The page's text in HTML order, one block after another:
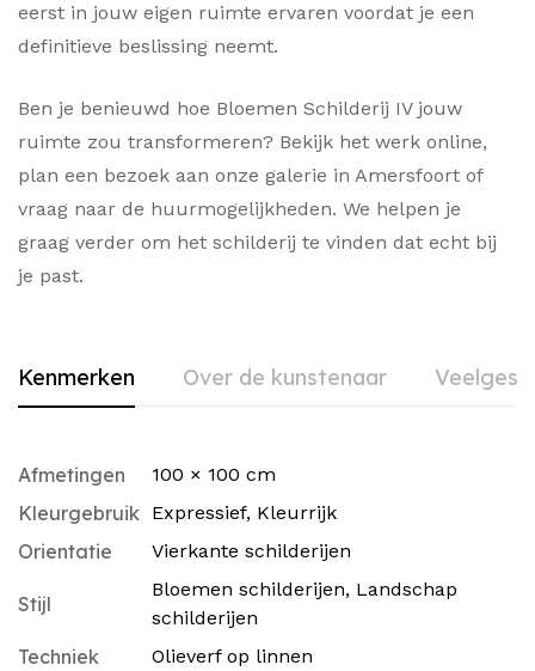
eerst in jouw eigen ruimte ervaren voordat je een
definitieve beslissing neemt.
Ben je benieuwd hoe Bloemen Schilderij IV jouw
ruimte zou transformeren? Bekijk het werk online,
plan een bezoek aan onze galerie in Amersfoort of
vraag naar de huurmogelijkheden. We helpen je
graag verder om het schilderij te vinden dat echt bij
je past.
Kenmerken Over de kunstenaar
Afmetingen 100 × 100 cm
Kleurgebruik Expressief, Kleurrijk
Orientatie Vierkante schilderijen
Stijl
Bloemen schilderijen, Landschap
schilderijen
Techniek Olieverf op linnen